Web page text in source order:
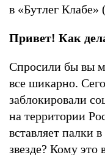
в «Бутлег
Привет! Как
Спросили бы вы
все шикарно.
заблокировали
на территории
вставляет палки
звезде? Кому это